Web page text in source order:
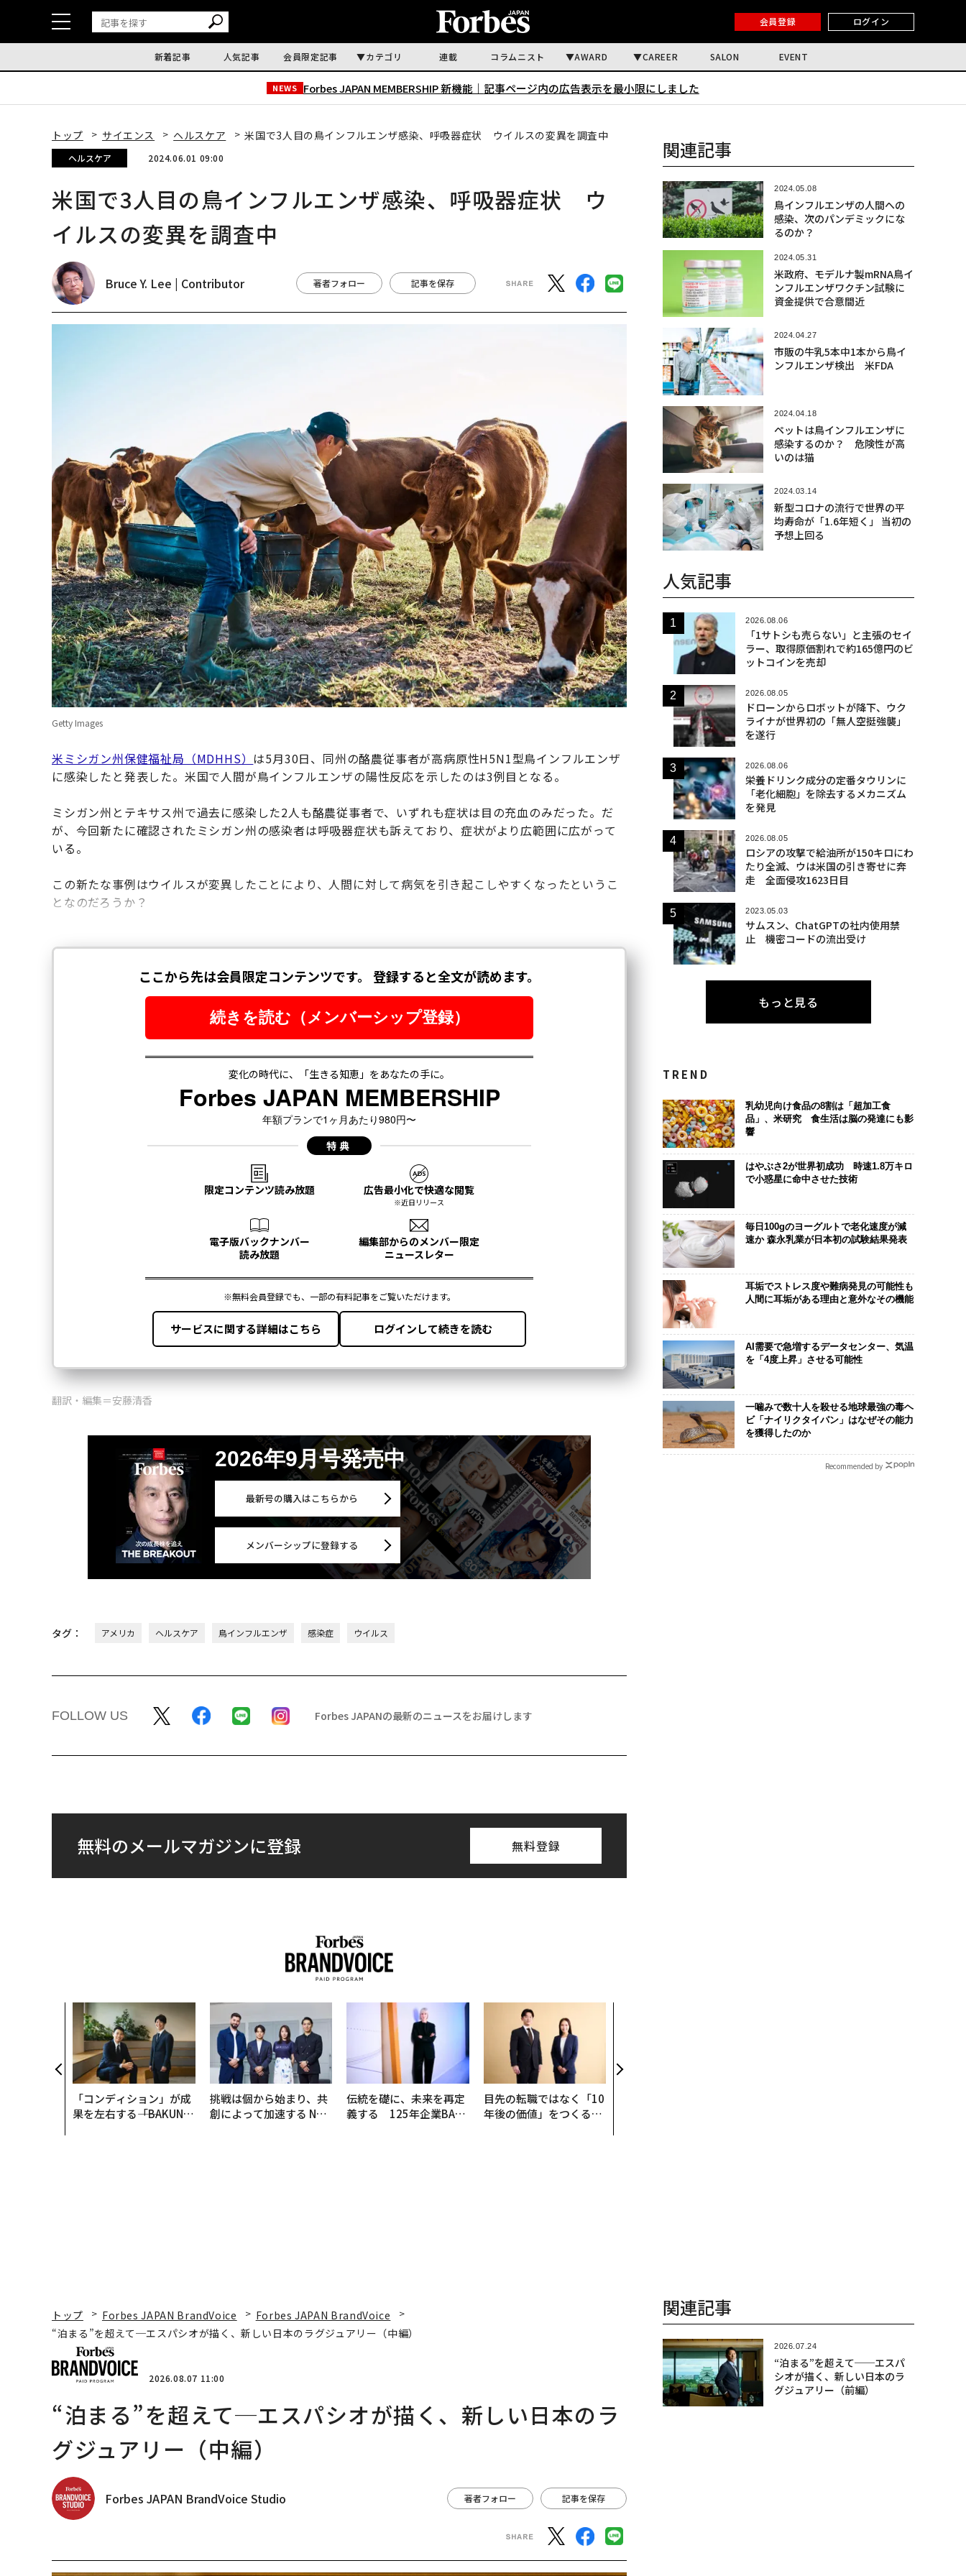
会員登録 ログイン
新着記事 人気記事 会員限定記事 カテゴリ 連載 コラムニスト AWARD CAREER SALON EVENT
NEWS Forbes JAPAN MEMBERSHIP 新機能｜ 記事ページ内の広告表示を最小限にしました
トップ サイエンス ヘルスケア 米国で3人目の鳥インフルエンザ感染、呼吸器症状 ウイルスの変異を調査中
ヘルスケア 2024.06.01 09:00
米国で3人目の鳥インフルエンザ感染、呼吸器症状 ウ
イルスの変異を調査中
Bruce Y. Lee | Contributor 著者フォロー 記事を保存
Getty Images
米ミシガン州保健福祉局（MDHHS） は5月30日、同州の酪農従事者が高病原性H5N1型鳥インフルエンザ
に感染したと発表した。米国で人間が鳥インフルエンザの陽性反応を示したのは3例目となる。
ミシガン州とテキサス州で過去に感染した2人も酪農従事者で、いずれも症状は目の充血のみだった。だ
が、今回新たに確認されたミシガン州の感染者は呼吸器症状も訴えており、症状がより広範囲に広がって
いる。
この新たな事例はウイルスが変異したことにより、人間に対して病気を引き起こしやすくなったというこ
となのだろうか？
翻訳・編集＝安藤清香
2026年9月号発売中
最新号の購入はこちらから
メンバーシップに登録する
タグ： アメリカ ヘルスケア 鳥インフルエンザ 感染症 ウイルス
FOLLOW US Forbes JAPANの最新のニュースをお届けします
無料のメールマガジンに登録 無料登録
「コンディション」が成
果を左右する――「BAKUN
挑戦は個から始まり、共
創によって加速する NOR
伝統を礎に、未来を再定
義する 125年企業BAT
目先の転職ではなく「10
年後の価値」をつくる─
関連記事
2024.05.08
鳥インフルエンザの人間への
感染、次のパンデミックにな
るのか？
2024.05.31
米政府、モデルナ製mRNA鳥イ
ンフルエンザワクチン試験に
資金提供で合意間近
2024.04.27
市販の牛乳5本中1本から鳥イ
ンフルエンザ検出 米FDA
2024.04.18
ペットは鳥インフルエンザに
感染するのか？ 危険性が高
いのは猫
2024.03.14
新型コロナの流行で世界の平
均寿命が「1.6年短く」 当初の
予想上回る
人気記事
2026.08.06
「1サトシも売らない」と主張のセイ
ラー、取得原価割れで約165億円のビ
ットコインを売却
2026.08.05
ドローンからロボットが降下、ウク
ライナが世界初の「無人空挺強襲」
を遂行
2026.08.06
栄養ドリンク成分の定番タウリンに
「老化細胞」を除去するメカニズム
を発見
2026.08.05
ロシアの攻撃で給油所が150キロにわ
たり全滅、ウは米国の引き寄せに奔
走 全面侵攻1623日目
2023.05.03
サムスン、ChatGPTの社内使用禁
止 機密コードの流出受け
もっと見る
TREND
乳幼児向け食品の8割は「超加工食
品」、米研究 食生活は脳の発達にも影
響
はやぶさ2が世界初成功 時速1.8万キロ
で小惑星に命中させた技術
毎日100gのヨーグルトで老化速度が減
速か 森永乳業が日本初の試験結果発表
耳垢でストレス度や難病発見の可能性も
人間に耳垢がある理由と意外なその機能
AI需要で急増するデータセンター、気温
を「4度上昇」させる可能性
一噛みで数十人を殺せる地球最強の毒ヘ
ビ「ナイリクタイパン」はなぜその能力
を獲得したのか
Recommended by
トップ Forbes JAPAN BrandVoice
Forbes JAPAN BrandVoice
“泊まる”を超えて─エスパシオが描く、新しい日本のラグジュアリー（中編）
2026.08.07 11:00
“泊まる”を超えて─エスパシオが描く、新しい日本のラ
グジュアリー（中編）
Forbes JAPAN BrandVoice Studio 著者フォロー 記事を保存
関連記事
2026.07.24
“泊まる”を超えて──エスパ
シオが描く、新しい日本のラ
グジュアリー（前編）